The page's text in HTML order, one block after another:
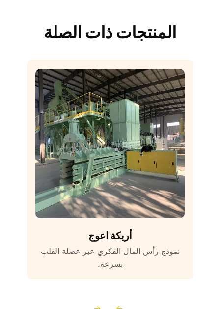
المنتجات ذات الصلة
أريكة اعوج
نموذج رأس المال الفكري عبر عضلة القلب
بسرعة.